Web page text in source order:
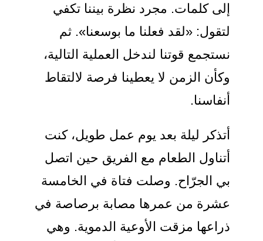
إلى كلمات. مجرد نظرة بيننا تكفي
لتقول: «لقد فعلنا ما بوسعنا». ثم
نستجمع قوتنا لندخل العملية التالية،
وكأن الزمن لا يعطينا فرصة لالتقاط
أنفاسنا.
أتذكر ليلة بعد يوم عمل طويل، كنت
أتناول الطعام مع الفريق حين اتصل
بي الجرّاح. وصلت فتاة في الخامسة
عشرة من عمرها مصابة برصاصة في
ذراعها مزقت الأوعية الدموية. وهي